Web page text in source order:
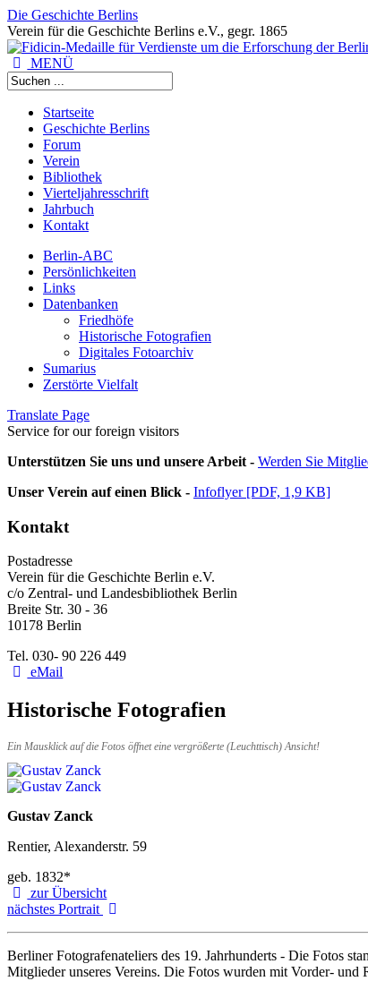
Die Geschichte Berlins
Verein für die Geschichte Berlins e.V., gegr. 1865
MENÜ
Startseite
Geschichte Berlins
Forum
Verein
Bibliothek
Vierteljahresschrift
Jahrbuch
Kontakt
Berlin-ABC
Persönlichkeiten
Links
Datenbanken
Friedhöfe
Historische Fotografien
Digitales Fotoarchiv
Sumarius
Zerstörte Vielfalt
Translate Page
Service for our foreign visitors
Unterstützen Sie uns und unsere Arbeit - Werden Sie
Unser Verein auf einen Blick - Infoflyer [PDF, 1,9 KB]
Kontakt
Postadresse
Verein für die Geschichte Berlin e.V.
c/o Zentral- und Landesbibliothek Berlin
Breite Str. 30 - 36
10178 Berlin
Tel. 030- 90 226 449
eMail
Historische Fotografien
Ein Mausklick auf die Fotos öffnet eine vergrößerte (Leuchttisch) Ansicht!
Gustav Zanck
Rentier, Alexanderstr. 59
geb. 1832*
zur Übersicht
nächstes Portrait
Berliner Fotografenateliers des 19. Jahrhunderts - Die Fotos
Mitglieder unseres Vereins. Die Fotos wurden mit Vorder- und